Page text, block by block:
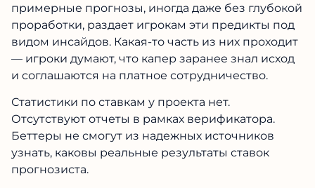
примерные прогнозы, иногда даже без глубокой
проработки, раздает игрокам эти предикты под
видом инсайдов. Какая-то часть из них проходит
— игроки думают, что капер заранее знал исход
и соглашаются на платное сотрудничество.
Статистики по ставкам у проекта нет.
Отсутствуют отчеты в рамках верификатора.
Беттеры не смогут из надежных источников
узнать, каковы реальные результаты ставок
прогнозиста.